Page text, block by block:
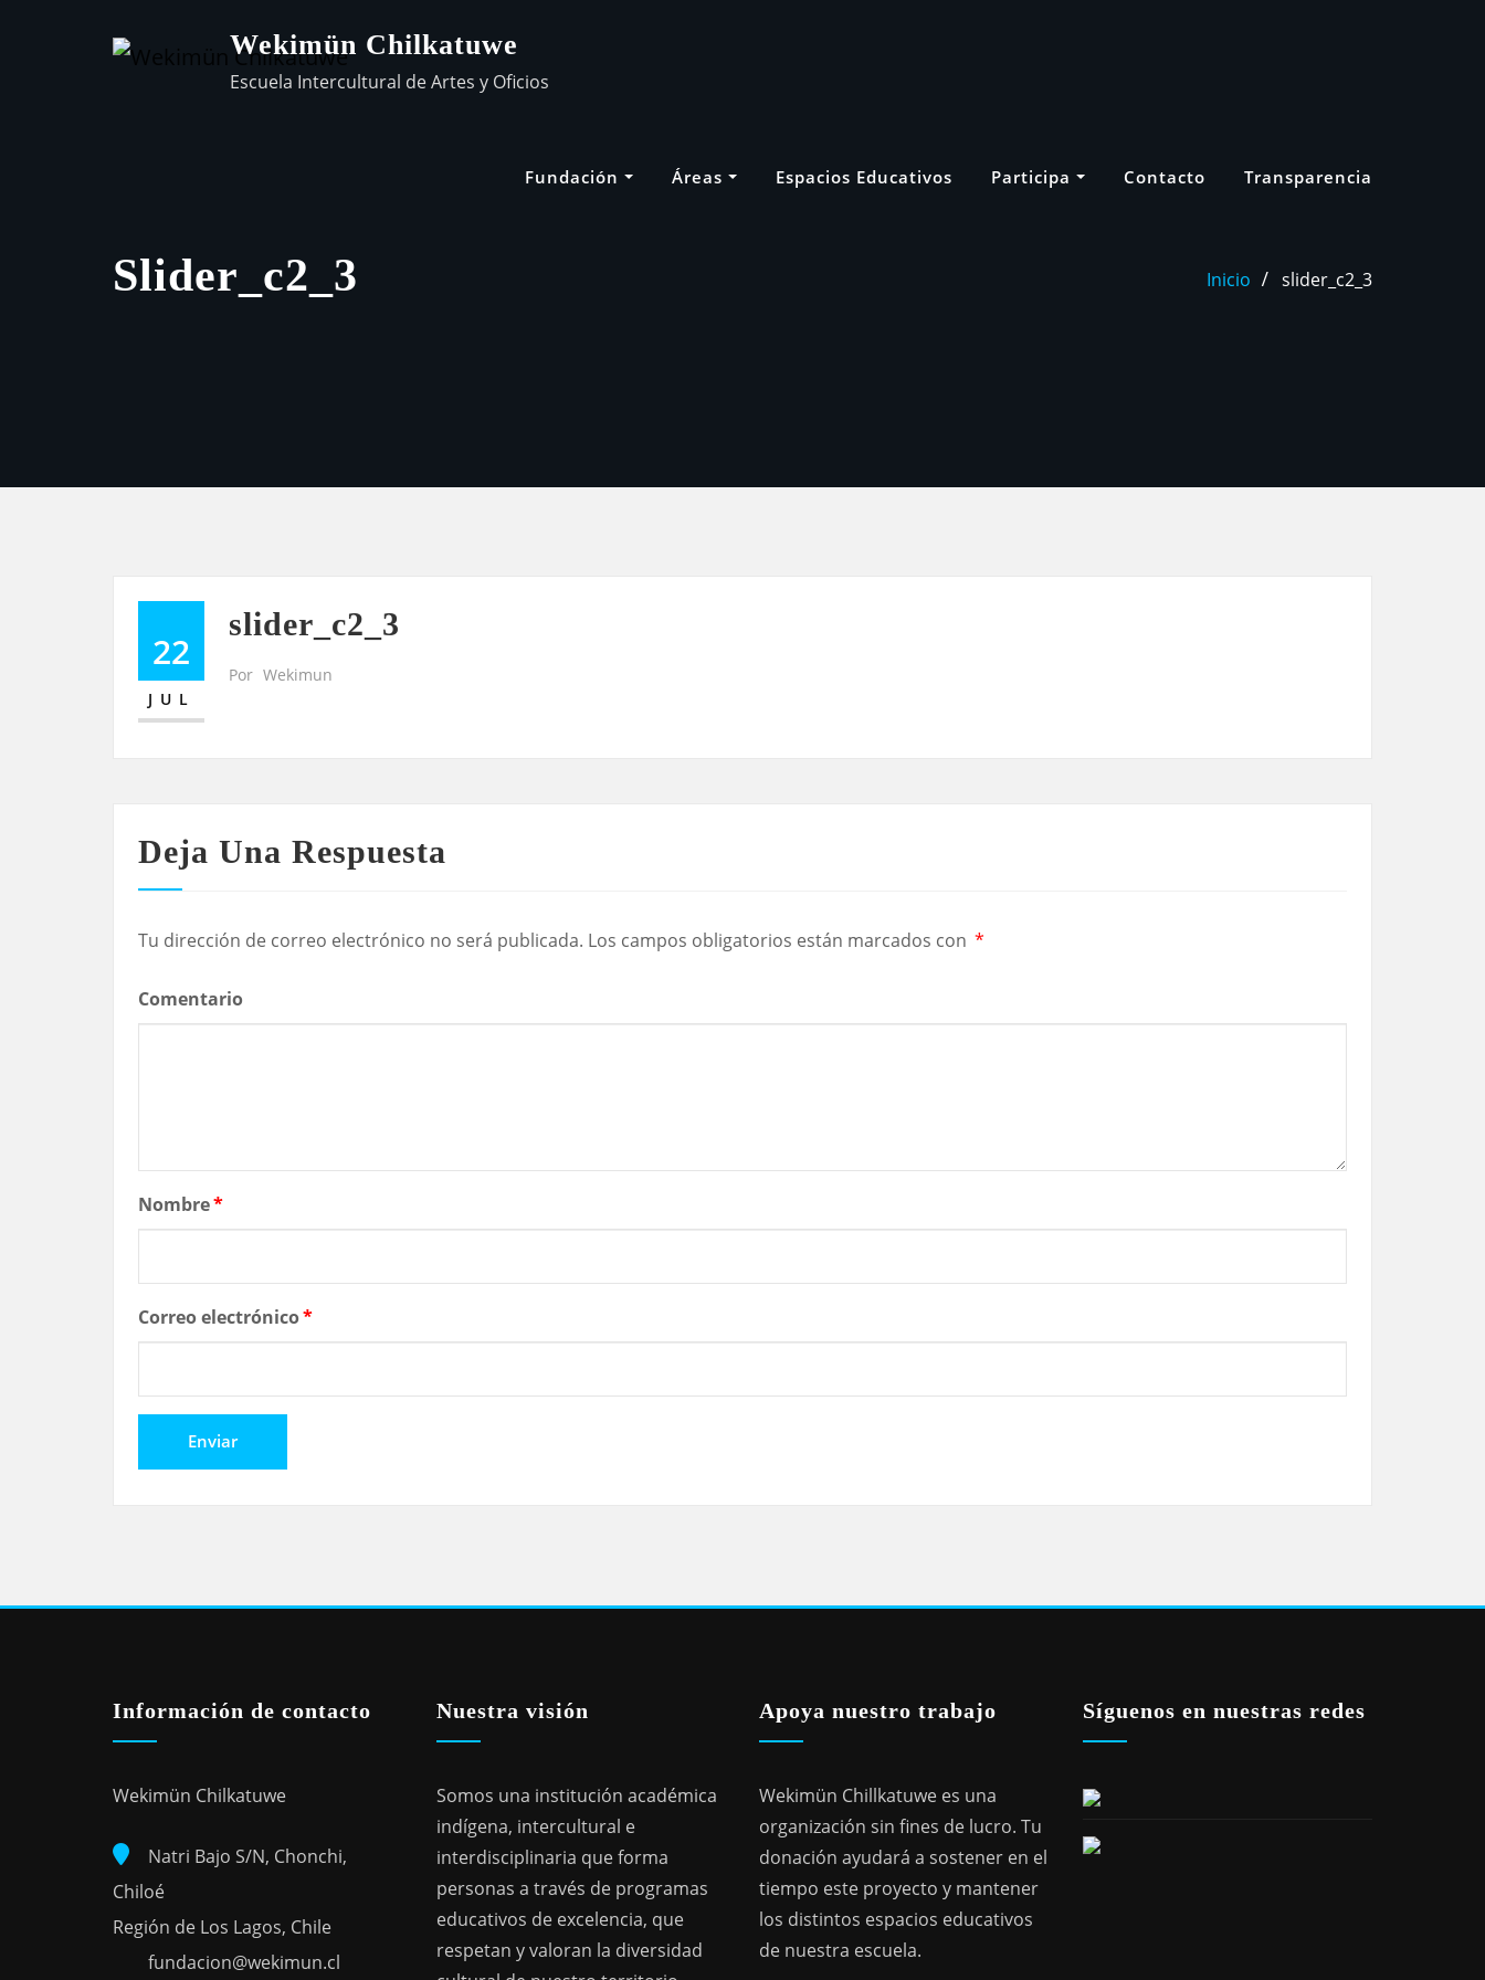
Wekimün Chilkatuwe
Escuela Intercultural de Artes y Oficios
Fundación Áreas Espacios Educativos Participa Contacto Transparencia
Slider_c2_3 Inicio slider_c2_3
22
JUL
slider_c2_3
Por Wekimun
Deja Una Respuesta
Tu dirección de correo electrónico no será publicada. Los campos obligatorios están marcados con *
Comentario
Nombre*
Correo electrónico*
Información de contacto
Wekimün Chilkatuwe
Natri Bajo S/N, Chonchi,
Chiloé
Región de Los Lagos, Chile
fundacion@wekimun.cl
Nuestra visión
Somos una institución académica
indígena, intercultural e
interdisciplinaria que forma
personas a través de programas
educativos de excelencia, que
respetan y valoran la diversidad
Apoya nuestro trabajo
Wekimün Chillkatuwe es una
organización sin fines de lucro. Tu
donación ayudará a sostener en el
tiempo este proyecto y mantener
los distintos espacios educativos
de nuestra escuela.
Síguenos en nuestras redes